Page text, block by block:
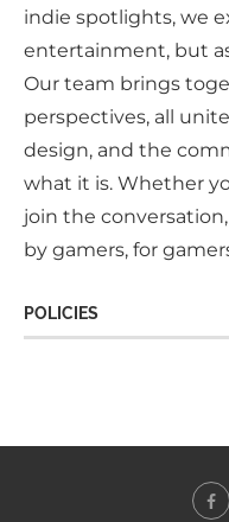
indie spotlights, we
entertainment, but
Our team brings
perspectives, all
design, and the
what it is. Whether
join the
by gamers, for
POLICIES